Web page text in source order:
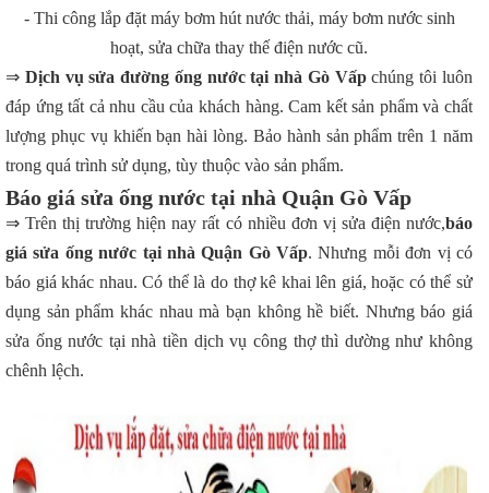
- Thi công lắp đặt máy bơm hút nước thải, máy bơm nước sinh
hoạt, sửa chữa thay thế điện nước cũ.
⇒ Dịch vụ sửa đường ống nước tại nhà Gò Vấpchúng tôi luôn
đáp ứng tất cả nhu cầu của khách hàng. Cam kết sản phẩm và chất
lượng phục vụ khiến bạn hài lòng. Bảo hành sản phẩm trên 1 năm
trong quá trình sử dụng, tùy thuộc vào sản phẩm.
Báo giá sửa ống nước tại nhà Quận Gò Vấp
⇒ Trên thị trường hiện nay rất có nhiều đơn vị sửa điện nước,báo
giá sửa ống nước tại nhà Quận Gò Vấp. Nhưng mỗi đơn vị có
báo giá khác nhau. Có thể là do thợ kê khai lên giá, hoặc có thể sử
dụng sản phẩm khác nhau mà bạn không hề biết. Nhưng báo giá
sửa ống nước tại nhà tiền dịch vụ công thợ thì dường như không
chênh lệch.